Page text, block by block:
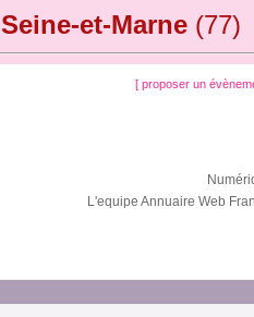
Seine-et-Marne (77)
[ proposer un
L'equipe Annuaire Web